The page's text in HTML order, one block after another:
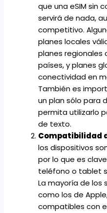
que una eSIM sin
servirá de nada,
competitivo.
planes locales
planes regionales
países, yplanes
conectividad en
También es
un plan sólo para
permita utilizarlo
de texto.
Compatibilidad
los dispositivos
por lo que es
teléfono o tablet
La mayoría de los
como los de
compatibles con